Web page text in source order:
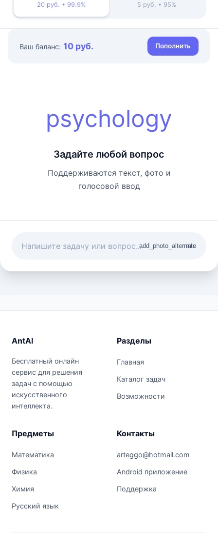
20 руб. • 99.9% 5 руб. • 95%
Ваш баланс: 10 руб. Пополнить
psychology
Задайте любой вопрос
Поддерживаются текст, фото и
голосовой ввод
add_photo_alternate
mic
AntAI
Бесплатный онлайн
сервис для решения
задач с помощью
искусственного
интеллекта.
Разделы
Главная
Каталог задач
Возможности
Предметы
Математика
Физика
Химия
Русский язык
Контакты
arteggo@hotmail.com
Android приложение
Поддержка